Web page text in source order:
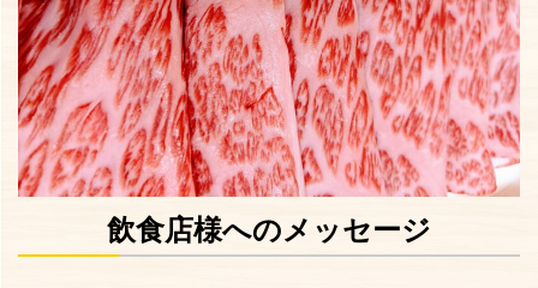
飲食店様へのメッセージ